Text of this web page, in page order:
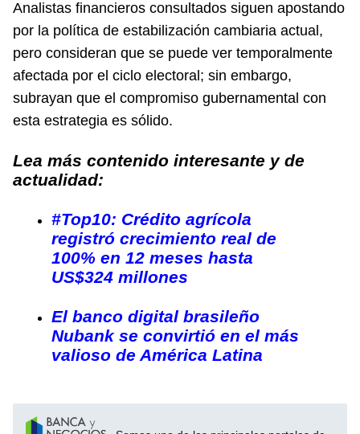
Analistas financieros consultados siguen apostando
por la política de estabilización cambiaria actual,
pero consideran que se puede ver temporalmente
afectada por el ciclo electoral; sin embargo,
subrayan que el compromiso gubernamental con
esta estrategia es sólido.
Lea más contenido interesante y de
actualidad:
#Top10: Crédito agrícola
registró crecimiento real de
100% en 12 meses hasta
US$324 millones
El banco digital brasileño
Nubank se convirtió en el más
valioso de América Latina